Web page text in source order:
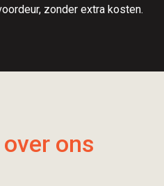
zonder extra kosten.
ons